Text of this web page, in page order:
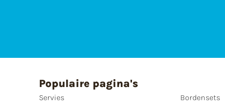
Populaire pagina's
Servies
Bordensets